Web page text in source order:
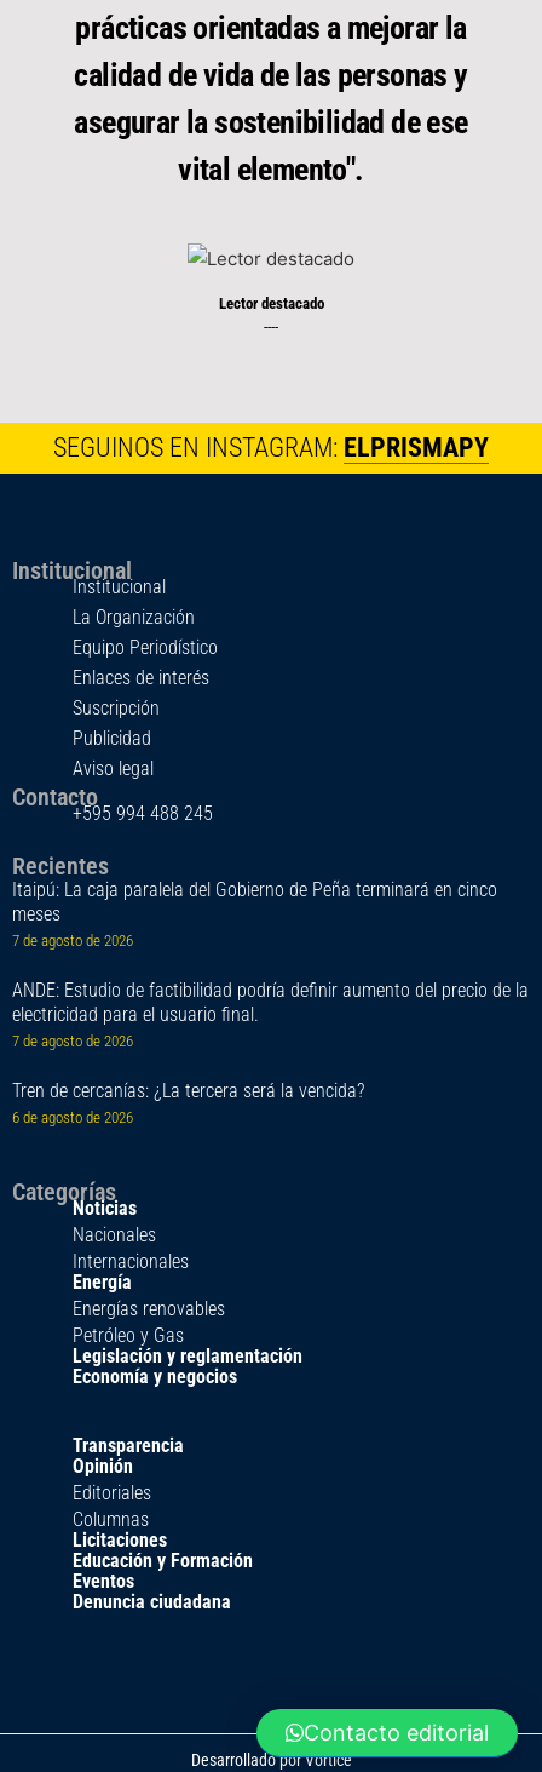
prácticas orientadas a mejorar la
calidad de vida de las personas y
asegurar la sostenibilidad de ese
vital elemento".
Lector destacado
----
SEGUINOS EN INSTAGRAM: ELPRISMAPY
Institucional
Institucional
La Organización
Equipo Periodístico
Enlaces de interés
Suscripción
Publicidad
Aviso legal
Contacto
+595 994 488 245
Recientes
Itaipú: La caja paralela del Gobierno de Peña terminará en cinco
meses
7 de agosto de 2026
ANDE: Estudio de factibilidad podría definir aumento del precio de la
electricidad para el usuario final.
7 de agosto de 2026
Tren de cercanías: ¿La tercera será la vencida?
6 de agosto de 2026
Categorías
Noticias
Nacionales
Internacionales
Energía
Energías renovables
Petróleo y Gas
Legislación y reglamentación
Economía y negocios
Transparencia
Opinión
Editoriales
Columnas
Licitaciones
Educación y Formación
Eventos
Denuncia ciudadana
Desarrollado porVortice
Contacto editorial